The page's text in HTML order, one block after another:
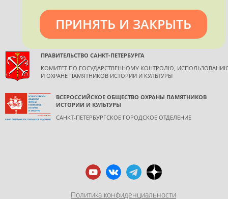
ПРАВИТЕЛЬСТВО САНКТ-ПЕТЕРБУРГА
КОМИТЕТ ПО ГОСУДАРСТВЕННОМУ КОНТРОЛЮ,
И ОХРАНЕ ПАМЯТНИКОВ ИСТОРИИ И КУЛЬТУРЫ
ВСЕРОССИЙСКОЕ ОБЩЕСТВО ОХРАНЫ ПАМЯТНИКОВ
ИСТОРИИ И КУЛЬТУРЫ
САНКТ-ПЕТЕРБУРГСКОЕ ГОРОДСКОЕ ОТДЕЛЕНИЕ
Политика конфиденциальности
ПРИНЯТЬ И ЗАКРЫТЬ